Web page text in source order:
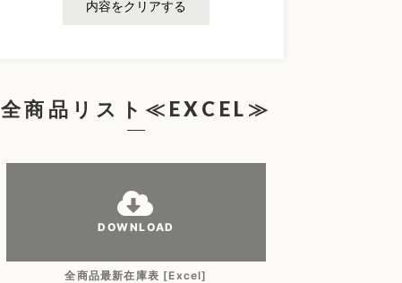
内容をクリアする
全商品リスト≪EXCEL≫
DOWNLOAD
全商品最新在庫表 [Excel]